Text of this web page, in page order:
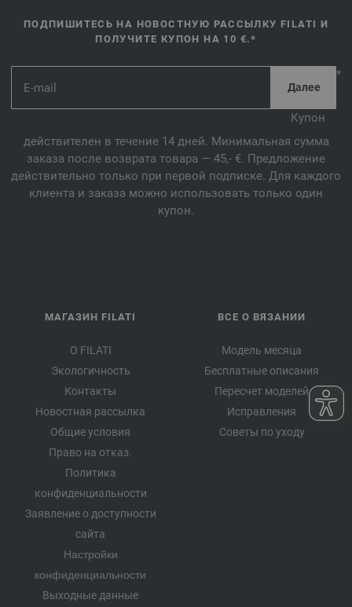
ПОДПИШИТЕСЬ НА НОВОСТНУЮ РАССЫЛКУ FILATI И
ПОЛУЧИТЕ КУПОН НА 10 €.*
*
Купон
действителен в течение 14 дней. Минимальная сумма
заказа после возврата товара — 45,- €. Предложение
действительно только при первой подписке. Для каждого
клиента и заказа можно использовать только один
купон.
МАГАЗИН FILATI
О FILATI
Экологичность
Контакты
Новостная рассылка
Общие условия
Право на отказ.
Политика
конфиденциальности
Заявление о доступности
сайта
Настройки
конфиденциальности
Выходные данные
ВСЕ О ВЯЗАНИИ
Модель месяца
Бесплатные описания
Пересчет моделей
Исправления
Советы по уходу